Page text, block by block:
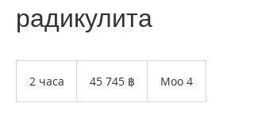
радикулита
2 часа
батов45 745 ฿ Moo 4